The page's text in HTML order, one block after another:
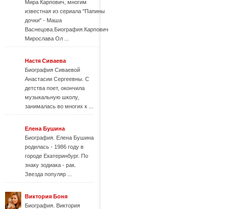
Мира Карпович, многим
известная из сериала "Папины
дочки" - Маша
Васнецова.Биография.Карпович
Мирослава Ол ...
Настя Cиваева
Биография Сиваевой
Анастасии Сергеевны. С
детства поет, окончила
музыкальную школу,
занималась во многих к ...
Елена Бушина
Биография. Елена Бушина
родилась - 1986 году в
городе Екатеринбург. По
знаку зодиака - рак.
Звезда популяр ...
Виктория Боня
Биография. Виктория